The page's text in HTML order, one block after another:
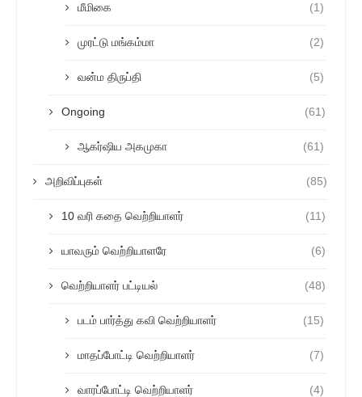
மீமிகை (1)
முரட்டு மங்கம்மா (2)
வன்ம திருப்தி (5)
Ongoing (61)
ஆகர்ஷிய அகமுகா (61)
அறிவிப்புகள் (85)
10 வரி கதை வெற்றியாளர் (11)
யாவரும் வெற்றியாளரே (6)
வெற்றியாளர் பட்டியல் (48)
படம் பார்த்து கவி வெற்றியாளர் (15)
மாதப்போட்டி வெற்றியாளர் (7)
வாரப்போட்டி வெற்றியாளர் (4)